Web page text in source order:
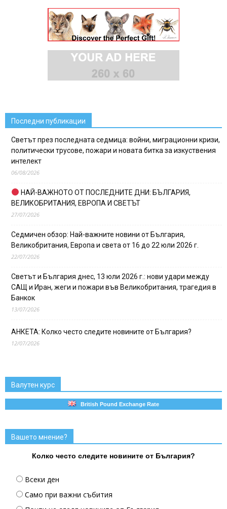
Последни публикации
Светът през последната седмица: войни, миграционни кризи,
политически трусове, пожари и новата битка за изкуствения
интелект
06/08/2026
НАЙ-ВАЖНОТО ОТ ПОСЛЕДНИТЕ ДНИ: БЪЛГАРИЯ,
ВЕЛИКОБРИТАНИЯ, ЕВРОПА И СВЕТЪТ
27/07/2026
Седмичен обзор: Най-важните новини от България,
Великобритания, Европа и света от 16 до 22 юли 2026 г.
22/07/2026
Светът и България днес, 13 юли 2026 г.: нови удари между
САЩ и Иран, жеги и пожари във Великобритания, трагедия в
Банкок
13/07/2026
АНКЕТА: Колко често следите новините от България?
12/07/2026
Валутен курс
British Pound Exchange Rate
Вашето мнение?
Колко често следите новините от България?
Всеки ден
Само при важни събития